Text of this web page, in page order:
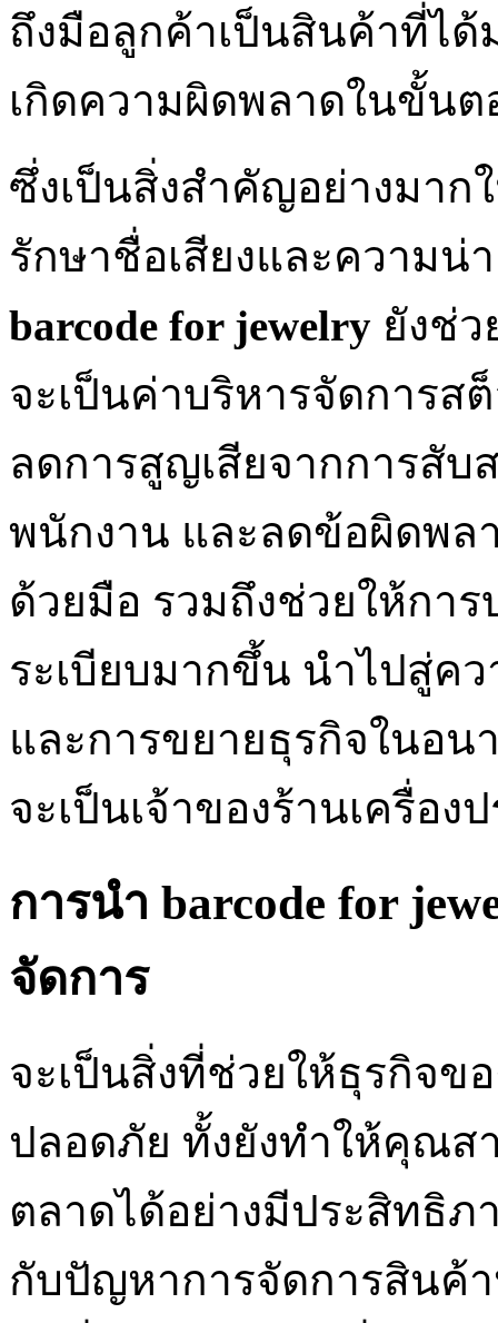
ถึงมือลูกค้าเป็นสินค้าที่ไ
เกิดความผิดพลาดในขั้น
ซึ่งเป็นสิ่งสำคัญอย่างมาก
รักษาชื่อเสียงและความน่
barcode for jewelry ยังช่ว
จะเป็นค่าบริหารจัดการส
ลดการสูญเสียจากการสับ
พนักงาน และลดข้อผิดพล
ด้วยมือ รวมถึงช่วยให้กา
ระเบียบมากขึ้น นำไปสู่ค
และการขยายธุรกิจในอ
จะเป็นเจ้าของร้านเครื่อง
การนำ barcode for
จัดการ
จะเป็นสิ่งที่ช่วยให้ธุรกิจข
ปลอดภัย ทั้งยังทำให้คุณส
ตลาดได้อย่างมีประสิทธิภ
กับปัญหาการจัดการสินค้